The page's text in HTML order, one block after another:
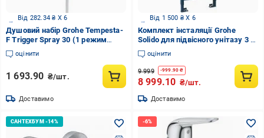
Від 282.34 ₴ X 6
Душовий набір Grohe Tempesta-
F Trigger Spray 30 (1 режим
струменю)
оцінити
1 693.90 ₴/шт.
Доставимо
Від 1 500 ₴ X 6
Комплект інсталяції Grohe
Solido для підвісного унітазу 3 в
1 з квадратною кнопкою хром
оцінити
9 999 -999.90 ₴
8 999.10 ₴/шт.
Доставимо